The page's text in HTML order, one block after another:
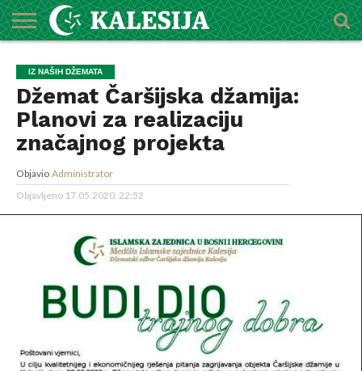
O
MEDŽLISU
DŽEMATI
IMAMI
MEKTEBSKI
CENTAR
VIJESTI
HUTBE
NAJAVE
KALENDAR
KONTAKT
IZ NAŠIH DŽEMATA
Džemat Čaršijska džamija:
Planovi za realizaciju
značajnog projekta
Objavio Administrator
Objavljeno 17.05.2020. 22:52